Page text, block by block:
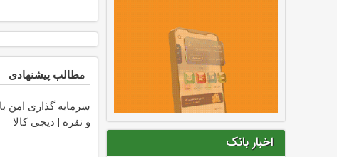
اخبار بانک
مطالب پیشنهادی
سرمایه گذاری امن
و نقره | دیجی کالا